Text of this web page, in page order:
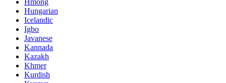
Hungarian
Icelandic
Igbo
Javanese
Kannada
Kazakh
Khmer
Kurdish